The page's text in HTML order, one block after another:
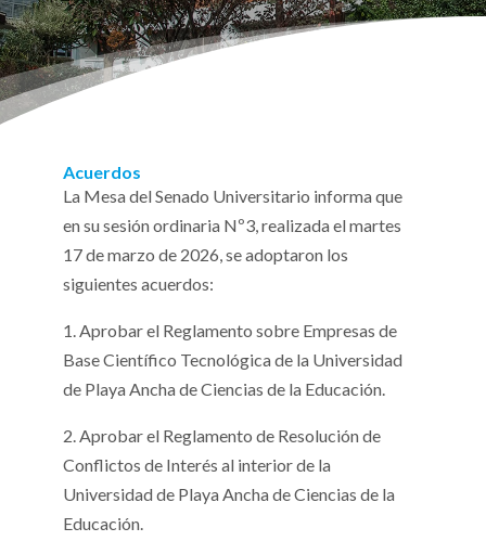
Acuerdos
La Mesa del Senado Universitario informa que
en su sesión ordinaria Nº3, realizada el martes
17 de marzo de 2026, se adoptaron los
siguientes acuerdos:
1. Aprobar el Reglamento sobre Empresas de
Base Científico Tecnológica de la Universidad
de Playa Ancha de Ciencias de la Educación.
2. Aprobar el Reglamento de Resolución de
Conflictos de Interés al interior de la
Universidad de Playa Ancha de Ciencias de la
Educación.